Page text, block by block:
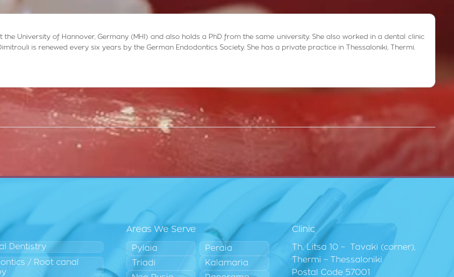
the University of Hannover, Germany (MHI) and also holds a PhD from the same university. She also worked in a dental clinic
is renewed every six years by the German Endodontics Society. She has a private practice in Thessaloniki, Thermi.
Dentistry
/ Root canal
Areas We Serve
Pylaia
Triadi
Peraia
Kalamaria
Clinic
Th. Litsa 10 – Tavaki (corner),
Thermi – Thessaloniki
Postal Code 57001